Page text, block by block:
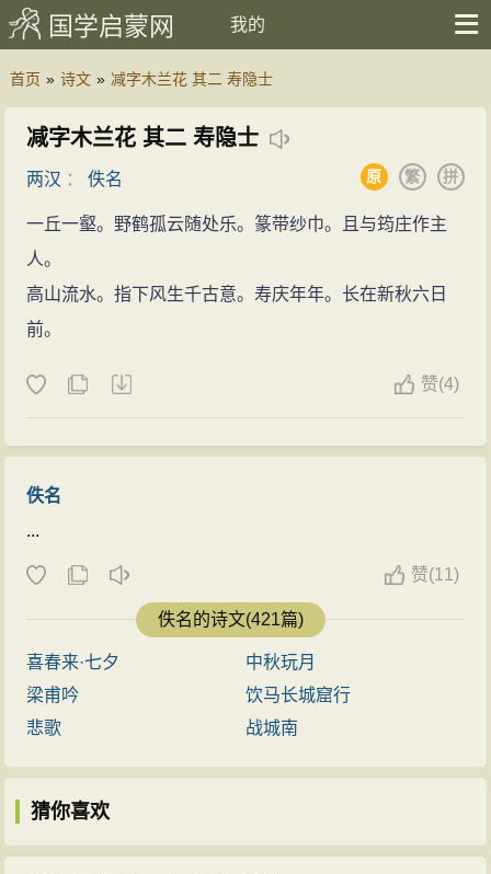
国学启蒙网 我的
首页 » 诗文 » 减字木兰花 其二 寿隐士
减字木兰花 其二 寿隐士
两汉 ：佚名 拼
繁
原
一丘一壑。野鹤孤云随处乐。篆带纱巾。且与筠庄作主
人。
高山流水。指下风生千古意。寿庆年年。长在新秋六日
前。
赞(4)
佚名
...
赞(11)
佚名的诗文(421篇)
喜春来·七夕
中秋玩月
梁甫吟
饮马长城窟行
悲歌
战城南
猜你喜欢